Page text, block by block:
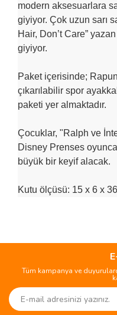
modern aksesuarlara
giyiyor. Çok uzun sarı
Hair, Don’t Care”
giyiyor.
Paket içerisinde;
çıkarılabilir spor
paketi yer almaktadır.
Çocuklar, "Ralph ve
Disney Prenses
büyük bir keyif alacak.
Kutu ölçüsü: 15 x 6 x
kullanarak tarafımıza
Görüş ve önerileriniz için
Ürün açıklamasında
Tüm kampanya ve